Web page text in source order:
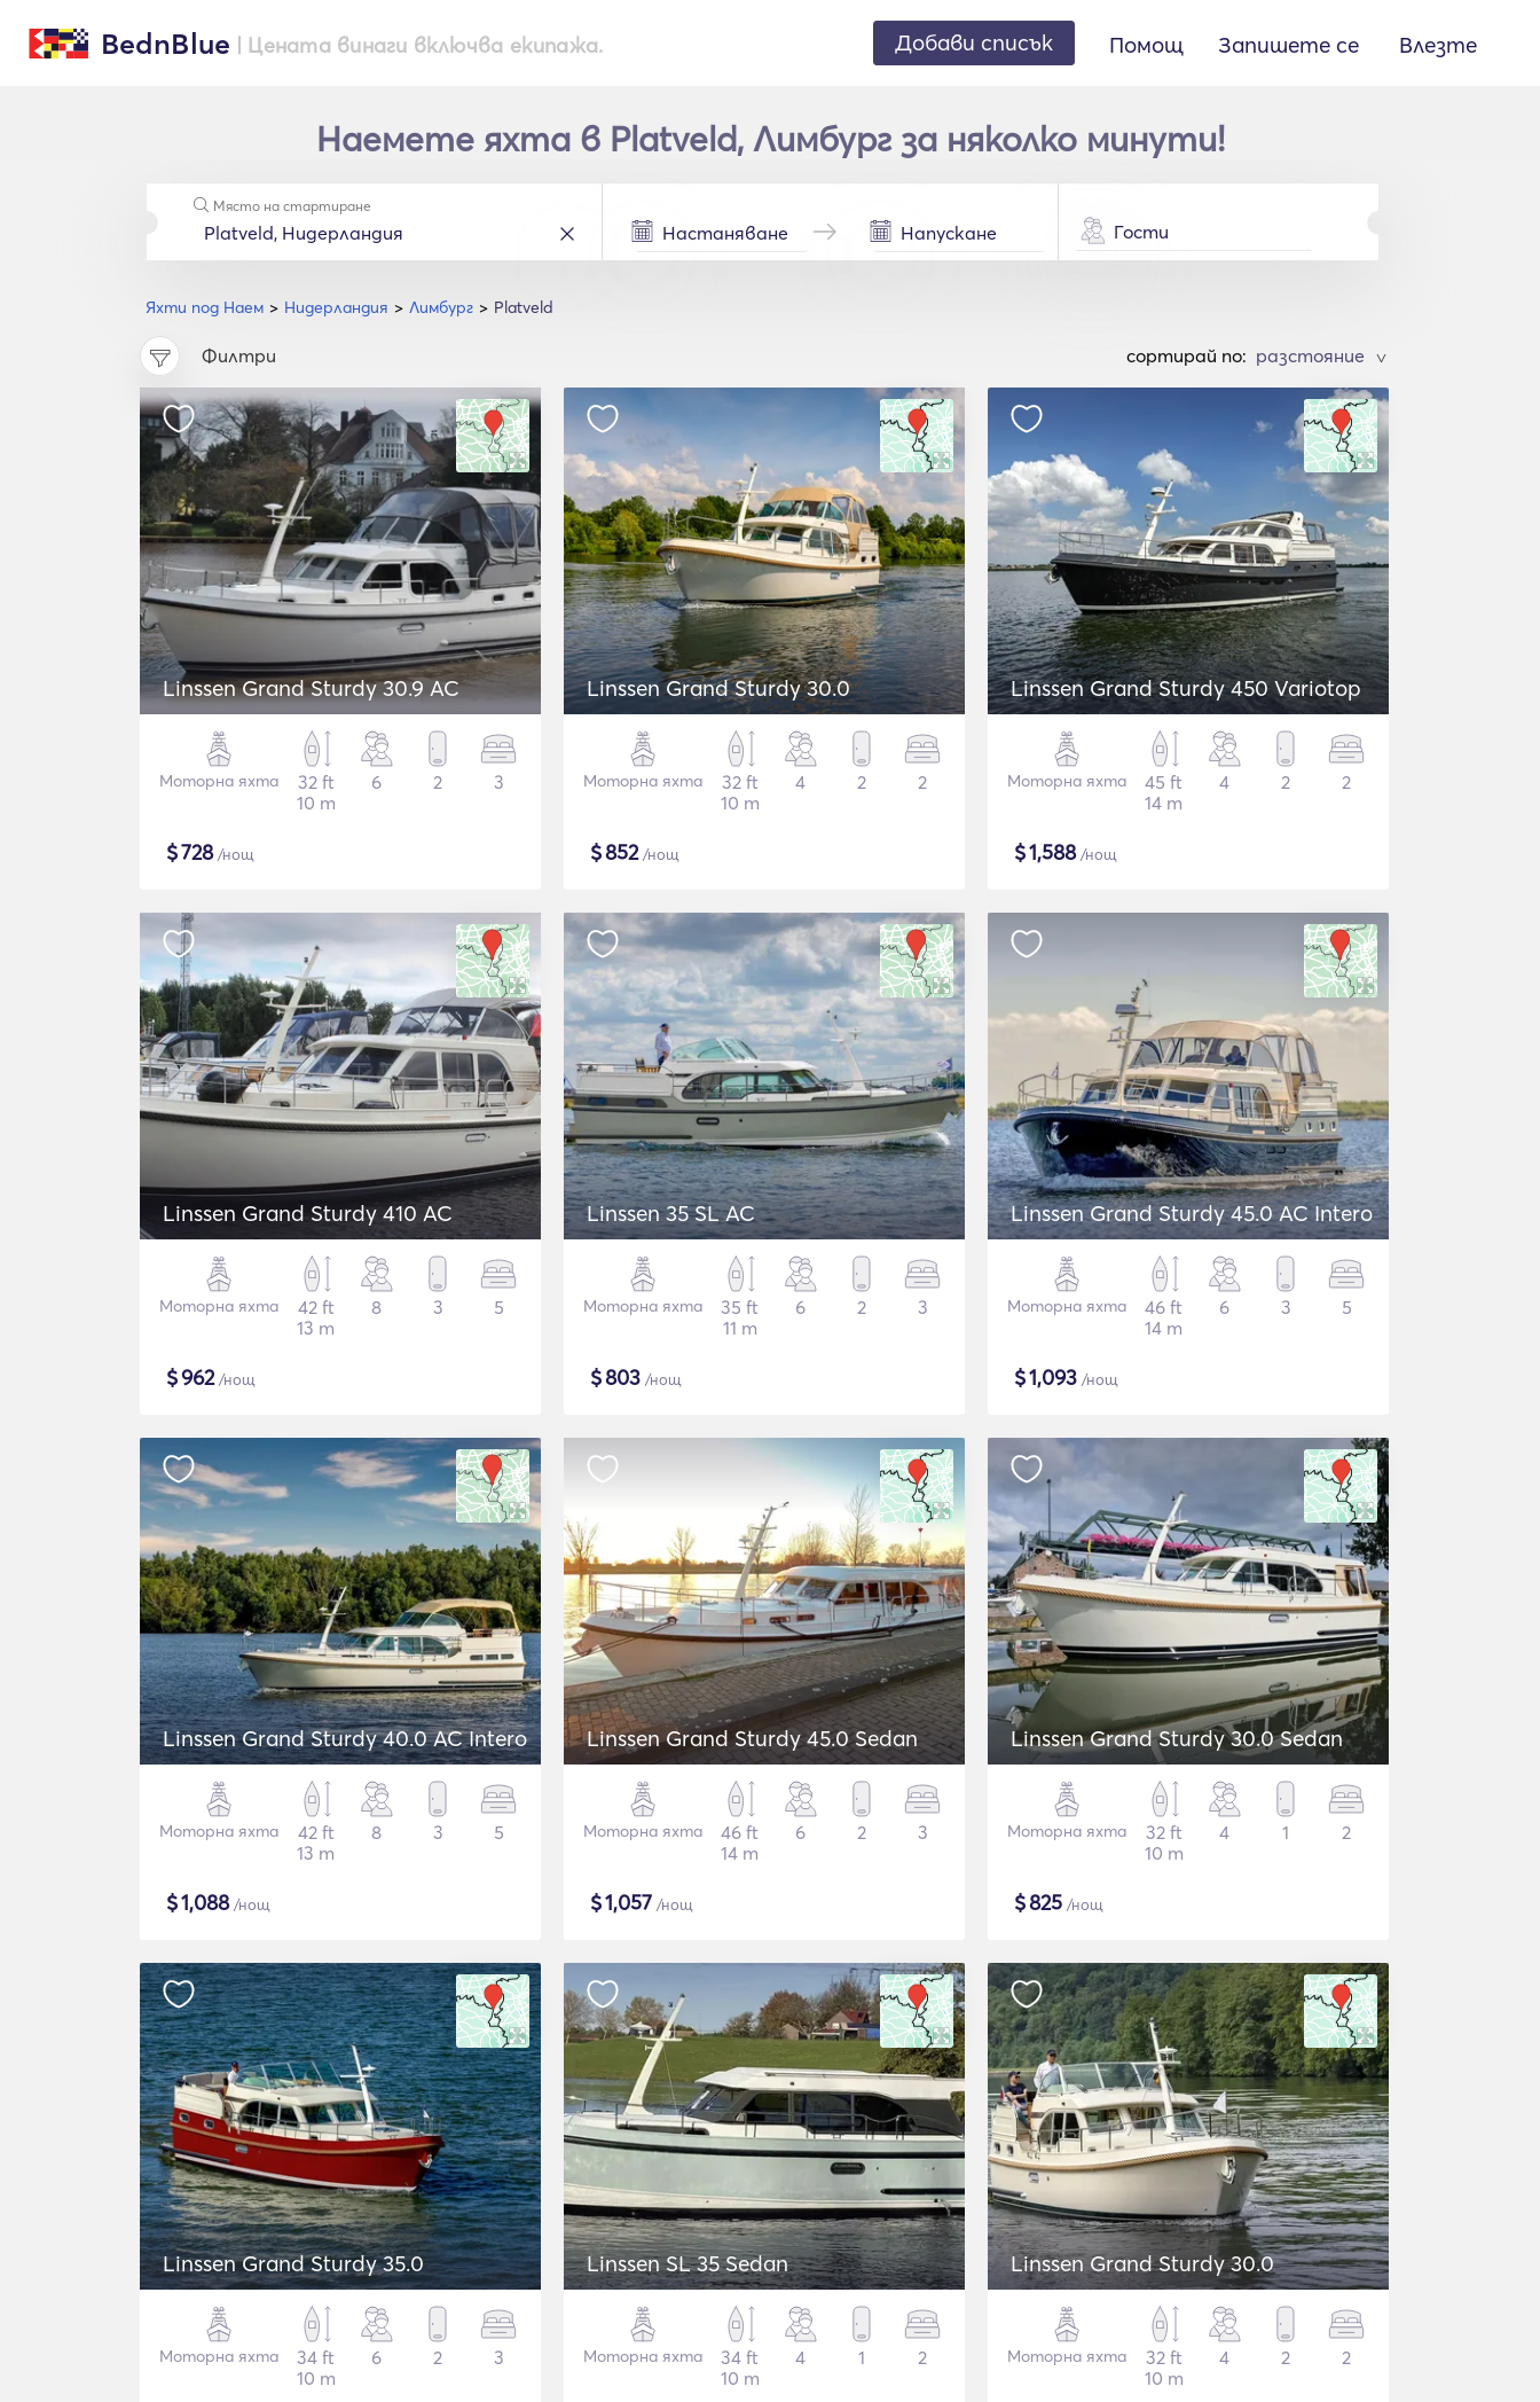
BednBlue | Цената винаги включва екипажа. Добави списък Помощ Запишете се Влезте
Наемете яхта в Platveld, Лимбург за няколко минути!
Яхти под Наем Нидерландия Лимбург Platveld
Място на стартиране
Гости
Филтри cортирай по: >
Linssen Grand Sturdy 30.9 AC
Моторна яхта
32 ft
10 m
6 2 3
$728/нощ
Linssen Grand Sturdy 30.0
Моторна яхта
32 ft
10 m
4 2 2
$852/нощ
Linssen Grand Sturdy 450 Variotop
Моторна яхта
45 ft
14 m
4 2 2
$1,588/нощ
Linssen Grand Sturdy 410 AC
Моторна яхта
42 ft
13 m
8 3 5
$962/нощ
Linssen 35 SL AC
Моторна яхта
35 ft
11 m
6 2 3
$803 /нощ
Linssen Grand Sturdy 45.0 AC Intero
Моторна яхта
46 ft
14 m
6 3 5
$1,093 /нощ
Linssen Grand Sturdy 40.0 AC Intero
Моторна яхта
42 ft
13 m
8 3 5
$1,088/нощ
Linssen Grand Sturdy 45.0 Sedan
Моторна яхта
46 ft
14 m
6 2 3
$1,057 /нощ
Linssen Grand Sturdy 30.0 Sedan
Моторна яхта
32 ft
10 m
4 1 2
$825 /нощ
Linssen Grand Sturdy 35.0
Моторна яхта
34 ft
10 m
6 2 3
Linssen SL 35 Sedan
Моторна яхта
34 ft
10 m
4 1 2
Linssen Grand Sturdy 30.0
Моторна яхта
32 ft
10 m
4 2 2